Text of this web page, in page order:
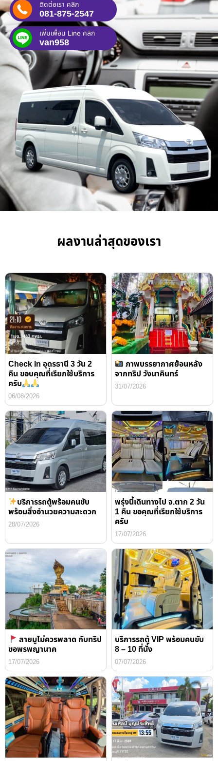
ติดต่อเรา คลิก
081-875-2547
เพิ่มเพื่อน Line คลิก
van958
ผลงานล่าสุดของเรา
Check In อุดรธานี 3 วัน 2
คืน ขอบคุณที่เรียกใช้บริการ
ครับ
06/08/2026
ภาพบรรยากาศย้อนหลัง
จากทริป วังนาคินทร์
31/07/2026
บริการรถตู้พร้อมคนขับ
พร้อมสิ่งอำนวยความสะดวก
28/07/2026
พรุ่งนี้เดินทางไป จ.ตาก 2 วัน
1 คืน ขอคุณที่เรียกใช้บริการ
ครับ
17/07/2026
สายมูไม่ควรพลาด กับทริป
ขอพรพญานาค
17/07/2026
บริการรถตู้ VIP พร้อมคนขับ
8 – 10 ที่นั่ง
07/07/2026